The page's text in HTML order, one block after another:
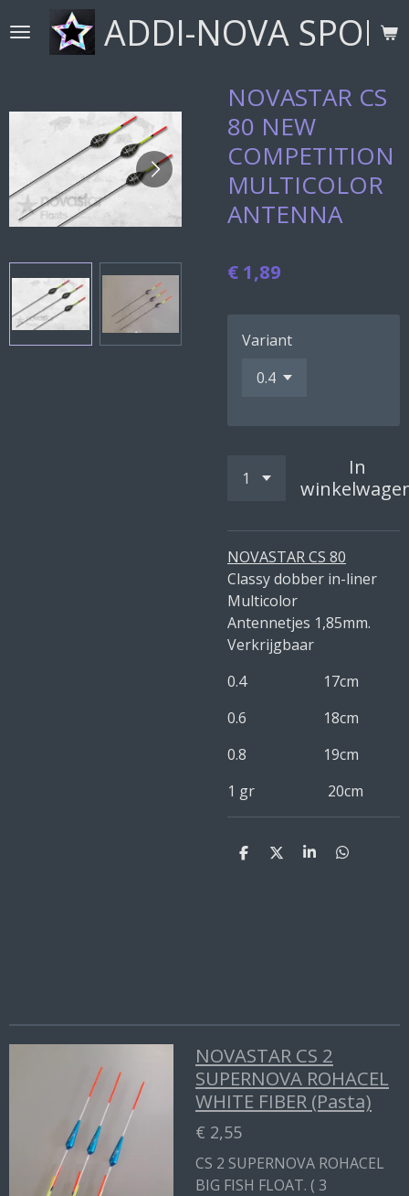
direct
ADDI-NOVA
NOVASTAR CS
80 NEW
COMPETITION
MULTICOLOR
ANTENNA
€ 1,89
Variant
In
NOVASTAR CS 80
Classy dobber in-liner
Multicolor
Antennetjes 1,85mm.
Verkrijgbaar
0.4 17cm
0.6 18cm
0.8 19cm
1 gr 20cm
D
D
S
D
NOVASTAR CS 2
SUPERNOVA ROHACEL
WHITE FIBER (Pasta)
€ 2,55
CS 2 SUPERNOVA ROHACEL
BIG FISH FLOAT. ( 3